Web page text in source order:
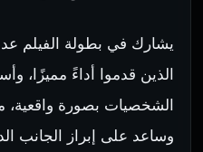
يشارك في بطولة الفيلم
الذين قدموا أداءً مميزًا،
الشخصيات بصورة
وساعد على إبراز الجانب